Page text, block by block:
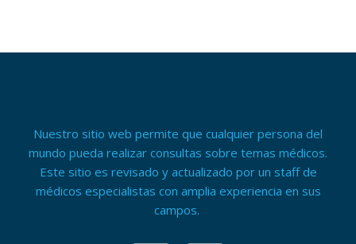
Nuestro sitio web permite que cualquier persona del
mundo pueda realizar consultas sobre temas médicos.
Este sitio es revisado y actualizado por un staff de
médicos especialistas con amplia experiencia en sus
campos.